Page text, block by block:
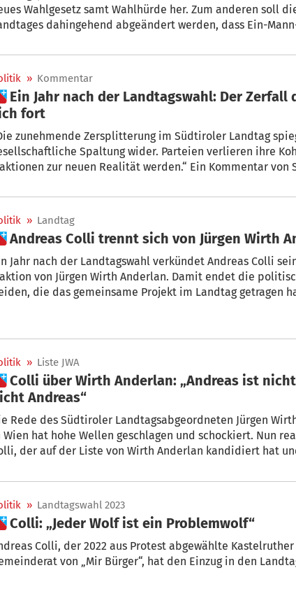
Wahlgesetz samt Wahlhürde her. Zum anderen soll
dahingehend abgeändert werden, dass Ein-
» Kommentar
Fraktionen setzt
fort
zunehmende Zersplitterung im Südtiroler Landtag
Spaltung wider. Parteien verlieren ihre
zur neuen Realität werden.“ Ein Kommentar von
» Landtag
 Andreas Colli trennt sich von Jürgen Wirth
Jahr nach der Landtagswahl verkündet Andreas Colli
von Jürgen Wirth Anderlan. Damit endet die
die das gemeinsame Projekt im Landtag getragen
» Liste JWA
und Jürgen
Andreas“
Rede des Südtiroler Landtagsabgeordneten Jürgen
Wien hat hohe Wellen geschlagen und schockiert. Nun
der auf der Liste von Wirth Anderlan kandidiert hat
» Landtagswahl 2023
 Colli: „Jeder Wolf ist ein Problemwolf“
Colli, der 2022 aus Protest abgewählte Kastelruther Bürgermeister und jetzige
von „Mir Bürger“, hat den Einzug in den